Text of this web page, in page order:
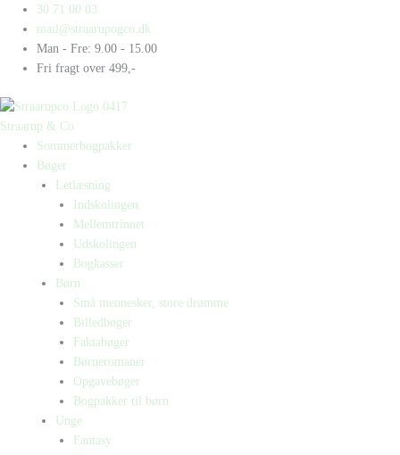
indholdet
30 71 00 03
mail@straarupogco.dk
Man - Fre: 9.00 - 15.00
Fri fragt over 499,-
Straarup & Co
Sommerbogpakker
Bøger
Letlæsning
Indskolingen
Mellemtrinnet
Udskolingen
Bogkasser
Børn
Små mennesker, store drømme
Billedbøger
Faktabøger
Børneromaner
Opgavebøger
Bogpakker til børn
Unge
Fantasy
Products
search
Products
search